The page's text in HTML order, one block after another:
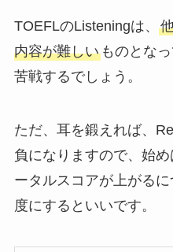
TOEFLのListeningは、
内容が難しいものとな
苦戦するでしょう。
ただ、耳を鍛えれば、
負になりますので、始
ータルスコアが上がる
度にするといいです。